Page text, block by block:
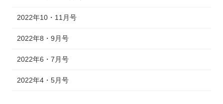
2022年10・11月号
2022年8・9月号
2022年6・7月号
2022年4・5月号